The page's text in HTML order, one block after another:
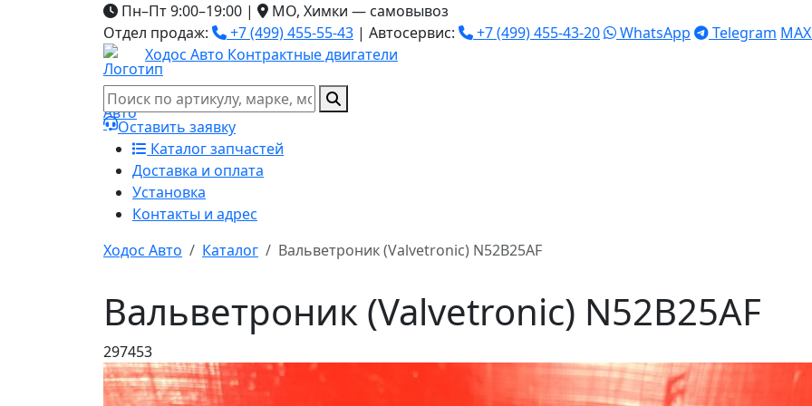
Пн–Пт 9:00–19:00 |
МО, Химки — самовывоз
Отдел продаж:
+7 (499) 455-55-43 | Автосервис: +7 (499) 455-43-20 WhatsApp Telegram MAX
Ходос Авто Контрактные двигатели
Оставить заявку
Каталог запчастей
Доставка и оплата
Установка
Контакты и адрес
Ходос Авто
Каталог Вальветроник (Valvetronic) N52B25AF
Вальветроник (Valvetronic) N52B25AF
297453